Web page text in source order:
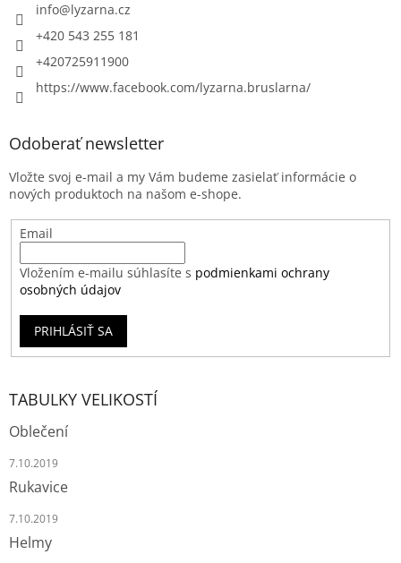
info@lyzarna.cz
+420 543 255 181
+420725911900
https://www.facebook.com/lyzarna.bruslarna/
Odoberať newsletter
Vložte svoj e-mail a my Vám budeme zasielať informácie o
nových produktoch na našom e-shope.
Email
Vložením e-mailu súhlasíte s podmienkami ochrany
osobných údajov
PRIHLÁSIŤ SA
TABULKY VELIKOSTÍ
Oblečení
7.10.2019
Rukavice
7.10.2019
Helmy